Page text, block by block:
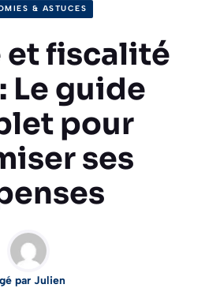
& ASTUCES
et fiscalité
Le guide
pour
ses
par Julien